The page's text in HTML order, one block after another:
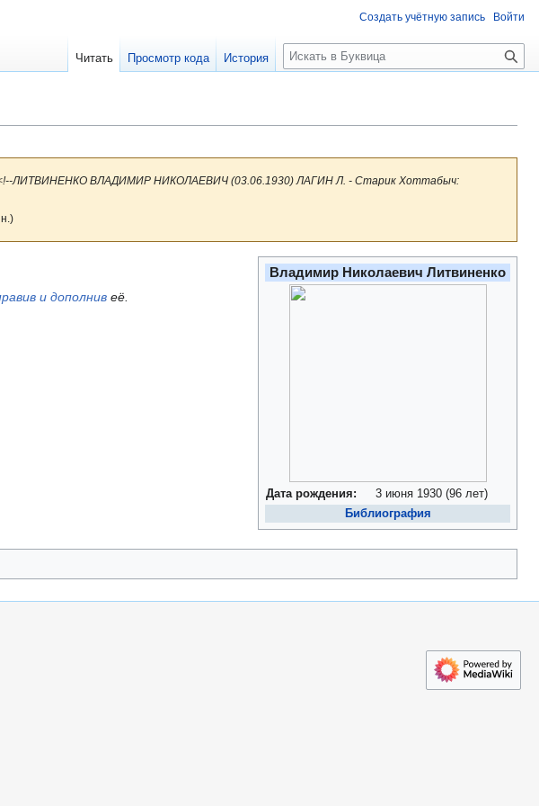
ЛИТВИНЕНКО ВЛАДИМИР НИКОЛАЕВИЧ (03.06.1930) ЛАГИН Л. - Старик Хоттабыч:
Владимир Николаевич Литвиненко
Дата рождения: 3 июня 1930 (96 лет)
Библиография
и дополнив её.
Создать учётную запись Войти
Читать Просмотр кода История
П
о
к